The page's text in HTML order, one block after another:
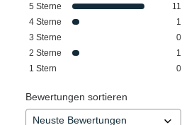
5 Sterne
11
4 Sterne
1
3 Sterne
0
2 Sterne
1
1 Stern 0
Bewertungen sortieren